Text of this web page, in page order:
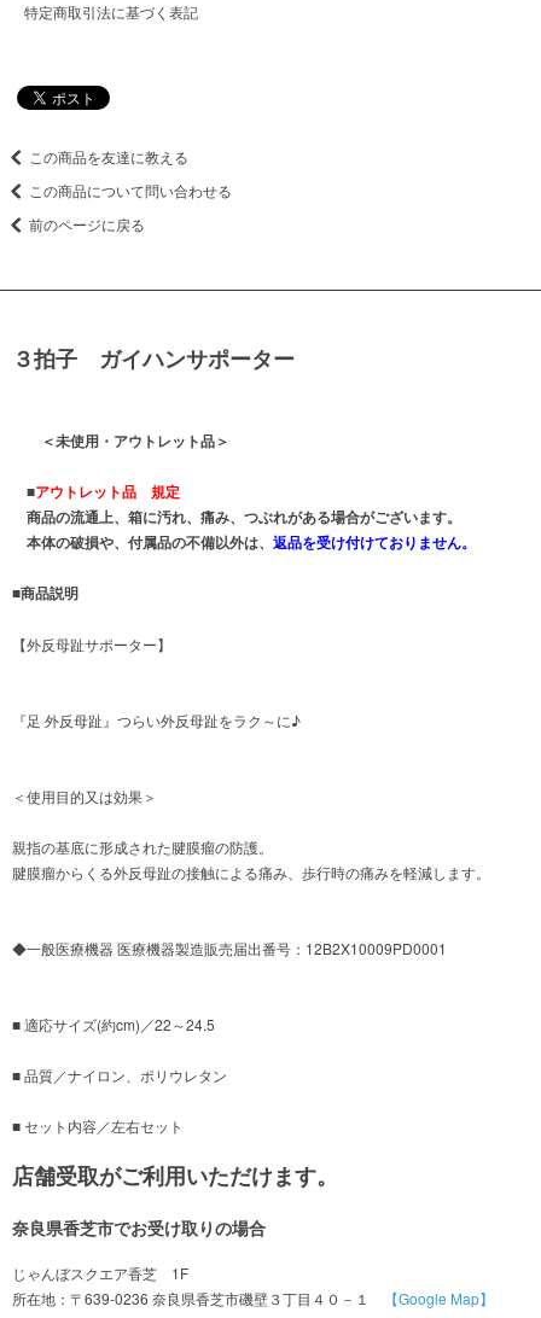
特定商取引法に基づく表記
この商品を友達に教える
この商品について問い合わせる
前のページに戻る
３拍子 ガイハンサポーター
＜未使用・アウトレット品＞
■アウトレット品 規定
商品の流通上、箱に汚れ、痛み、つぶれがある場合がございます。
本体の破損や、付属品の不備以外は、 返品を受け付けておりません。
■商品説明
【外反母趾サポーター】
『足 外反母趾』つらい外反母趾をラク～に♪
＜使用目的又は効果＞
親指の基底に形成された腱膜瘤の防護。
腱膜瘤からくる外反母趾の接触による痛み、歩行時の痛みを軽減します。
◆一般医療機器 医療機器製造販売届出番号：12B2X10009PD0001
■ 適応サイズ(約cm)／22～24.5
■ 品質／ナイロン、ポリウレタン
■ セット内容／左右セット
店舗受取がご利用いただけます。
奈良県香芝市でお受け取りの場合
じゃんぼスクエア香芝 1F
所在地：〒639-0236 奈良県香芝市磯壁３丁目４０－１
【Google Map】